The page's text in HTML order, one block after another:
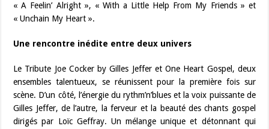
« A Feelin’ Alright », « With a Little Help From My Friends » et
« Unchain My Heart ».
Une rencontre inédite entre deux univers
Le Tribute Joe Cocker by Gilles Jeffer et One Heart Gospel, deux
ensembles talentueux, se réunissent pour la première fois sur
scène. D’un côté, l’énergie du rythm’n’blues et la voix puissante de
Gilles Jeffer, de l’autre, la ferveur et la beauté des chants gospel
dirigés par Loïc Geffray. Un mélange unique et détonnant qui